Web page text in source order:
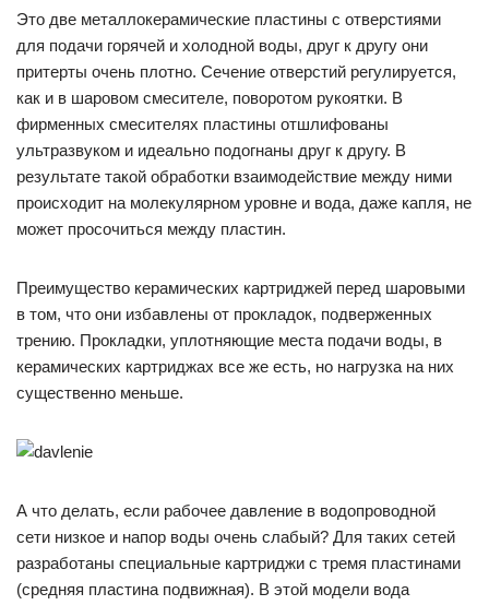
Это две металлокерамические пластины с отверстиями
для подачи горячей и холодной воды, друг к другу они
притерты очень плотно. Сечение отверстий регулируется,
как и в шаровом смесителе, поворотом рукоятки. В
фирменных смесителях пластины отшлифованы
ультразвуком и идеально подогнаны друг к другу. В
результате такой обработки взаимодействие между ними
происходит на молекулярном уровне и вода, даже капля, не
может просочиться между пластин.
Преимущество керамических картриджей перед шаровыми
в том, что они избавлены от прокладок, подверженных
трению. Прокладки, уплотняющие места подачи воды, в
керамических картриджах все же есть, но нагрузка на них
существенно меньше.
А что делать, если рабочее давление в водопроводной
сети низкое и напор воды очень слабый? Для таких сетей
разработаны специальные картриджи с тремя пластинами
(средняя пластина подвижная). В этой модели вода